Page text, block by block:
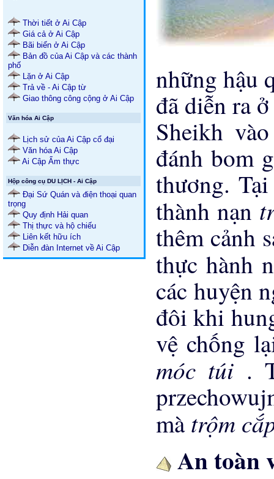
Thời tiết ở Ai Cập
Giá cả ở Ai Cập
Bãi biển ở Ai Cập
Bản đồ của Ai Cập và các thành
phố
Lặn ở Ai Cập
Trả về - Ai Cập từ
Giao thông công cộng ở Ai Cập
Văn hóa Ai Cập
Lịch sử của Ai Cập cổ đại
Văn hóa Ai Cập
Ai Cập Ẩm thực
Hộp công cụ DU LỊCH - Ai Cập
Đại Sứ Quán và điện thoại quan
trọng
Quy định Hải quan
Thị thực và hộ chiếu
Liên kết hữu ích
Diễn đàn Internet về Ai Cập
những hậu
đã diễn ra
Sheikh
đánh bom
thương.
thành nạn
thêm cảnh
thực hành
các huyện
đôi khi
vệ chống
móc túi .
màtrộm
An toàn